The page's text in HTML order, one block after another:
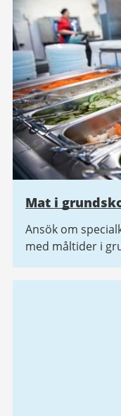
Mat i
Ansök om
med måltider i